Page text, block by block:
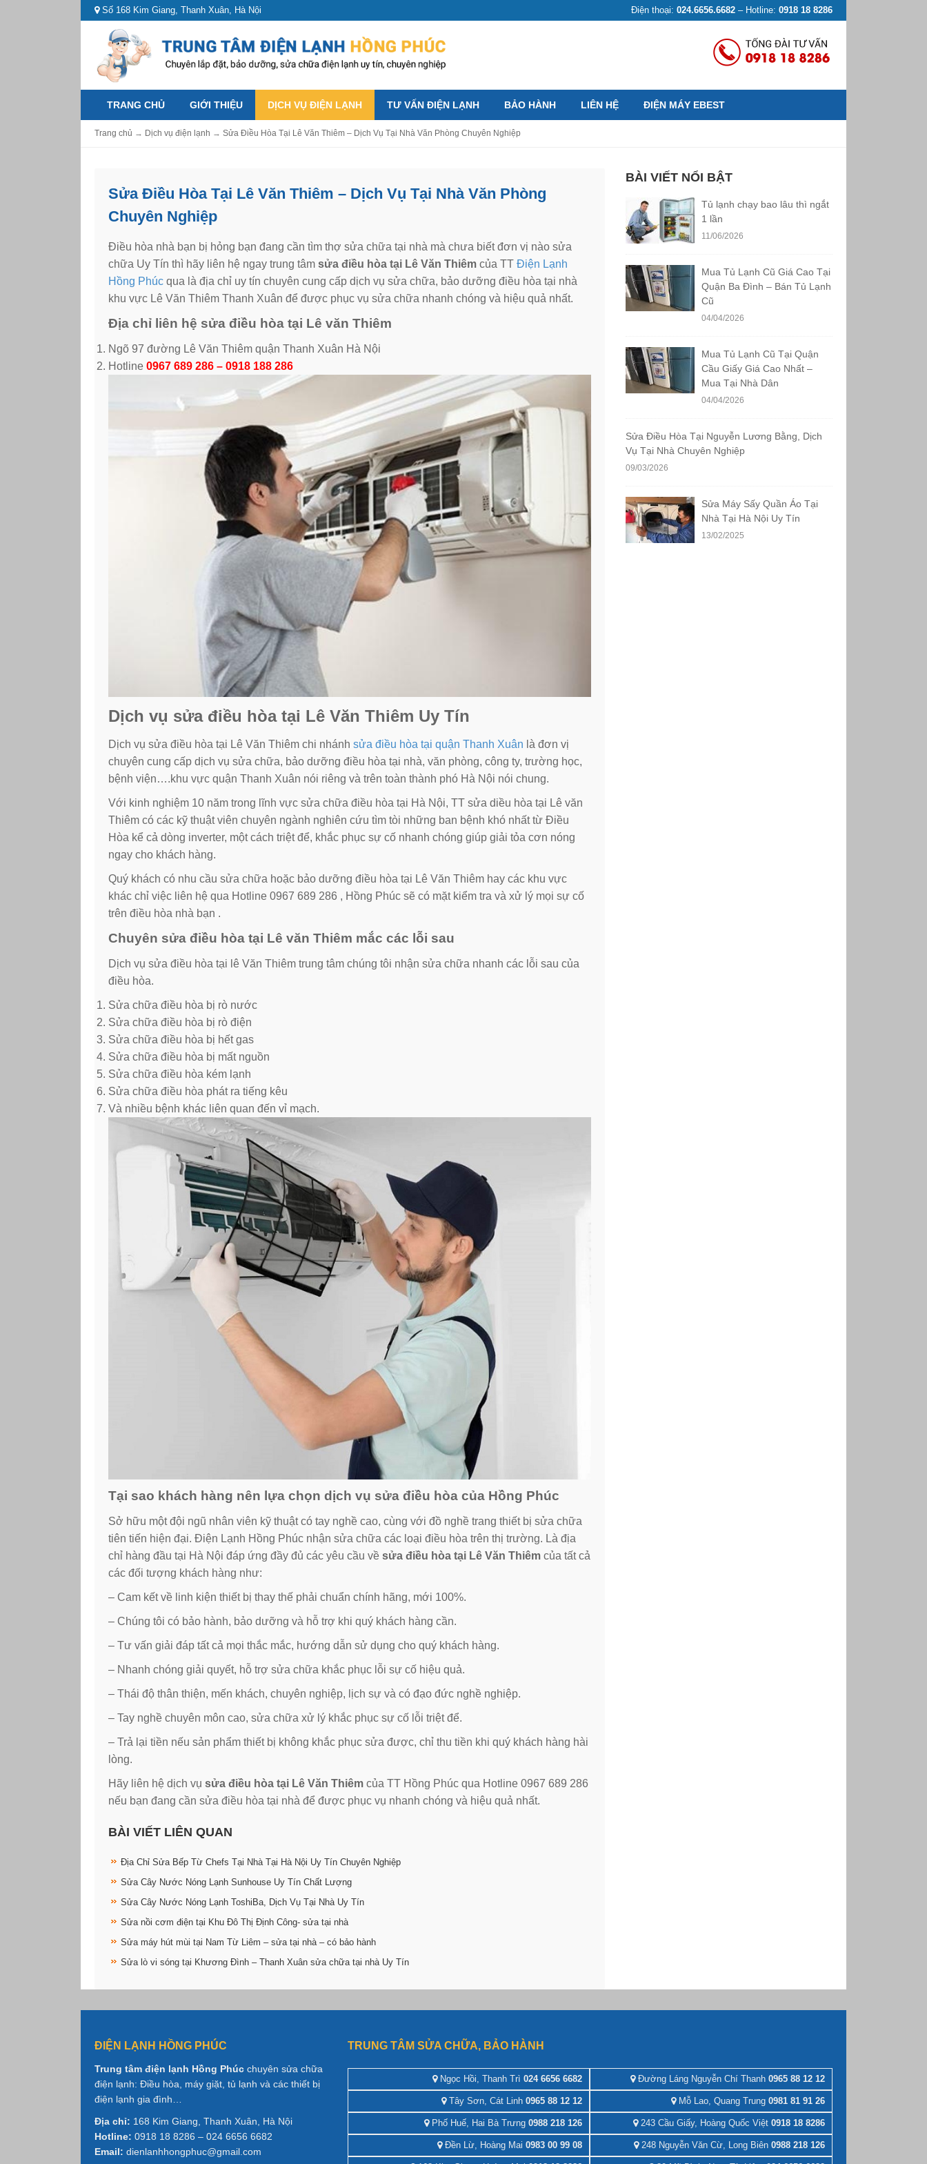
Số 168 Kim Giang, Thanh Xuân, Hà Nội Điện thoại: 024.6656.6682 – Hotline: 0918 18 8286
TRANG CHỦ GIỚI THIỆU DỊCH VỤ ĐIỆN LẠNH TƯ VẤN ĐIỆN LẠNH BẢO HÀNH LIÊN HỆ ĐIỆN MÁY EBEST
Trang chủ → Dịch vụ điện lạnh → Sửa Điều Hòa Tại Lê Văn Thiêm – Dịch Vụ Tại Nhà Văn Phòng Chuyên Nghiệp
Sửa Điều Hòa Tại Lê Văn Thiêm – Dịch Vụ Tại Nhà Văn Phòng
Chuyên Nghiệp
Điều hòa nhà bạn bị hỏng bạn đang cần tìm thợ sửa chữa tại nhà mà chưa biết đơn vị nào sửa
chữa Uy Tín thì hãy liên hệ ngay trung tâm sửa điều hòa tại Lê Văn Thiêm của TT Điện Lạnh
Hồng Phúc qua là địa chỉ uy tín chuyên cung cấp dịch vụ sửa chữa, bảo dưỡng điều hòa tại nhà
khu vực Lê Văn Thiêm Thanh Xuân để được phục vụ sửa chữa nhanh chóng và hiệu quả nhất.
Địa chỉ liên hệ sửa điều hòa tại Lê văn Thiêm
Ngõ 97 đường Lê Văn Thiêm quận Thanh Xuân Hà Nội
Hotline 0967 689 286 – 0918 188 286
Dịch vụ sửa điều hòa tại Lê Văn Thiêm Uy Tín
Dịch vụ sửa điều hòa tại Lê Văn Thiêm chi nhánh sửa điều hòa tại quận Thanh Xuân là đơn vị
chuyên cung cấp dịch vụ sửa chữa, bảo dưỡng điều hòa tại nhà, văn phòng, công ty, trường học,
bệnh viện….khu vực quận Thanh Xuân nói riêng và trên toàn thành phó Hà Nội nói chung.
Với kinh nghiệm 10 năm trong lĩnh vực sửa chữa điều hòa tại Hà Nội, TT sửa diều hòa tại Lê văn
Thiêm có các kỹ thuật viên chuyên ngành nghiên cứu tìm tòi những ban bệnh khó nhất từ Điều
Hòa kể cả dòng inverter, một cách triệt để, khắc phục sự cố nhanh chóng giúp giải tỏa cơn nóng
ngay cho khách hàng.
Quý khách có nhu cầu sửa chữa hoặc bảo dưỡng điều hòa tại Lê Văn Thiêm hay các khu vực
khác chỉ việc liên hệ qua Hotline 0967 689 286 , Hồng Phúc sẽ có mặt kiểm tra và xử lý mọi sự cố
trên điều hòa nhà bạn .
Chuyên sửa điều hòa tại Lê văn Thiêm mắc các lỗi sau
Dịch vụ sửa điều hòa tại lê Văn Thiêm trung tâm chúng tôi nhận sửa chữa nhanh các lỗi sau của
điều hòa.
Sửa chữa điều hòa bị rò nước
Sửa chữa điều hòa bị rò điện
Sửa chữa điều hòa bị hết gas
Sửa chữa điều hòa bị mất nguồn
Sửa chữa điều hòa kém lạnh
Sửa chữa điều hòa phát ra tiếng kêu
Và nhiều bệnh khác liên quan đến vỉ mạch.
Tại sao khách hàng nên lựa chọn dịch vụ sửa điều hòa của Hồng Phúc
Sở hữu một đội ngũ nhân viên kỹ thuật có tay nghề cao, cùng với đồ nghề trang thiết bị sửa chữa
tiên tiến hiện đại. Điện Lạnh Hồng Phúc nhận sửa chữa các loại điều hòa trên thị trường. Là địa
chỉ hàng đầu tại Hà Nội đáp ứng đầy đủ các yêu cầu về sửa điều hòa tại Lê Văn Thiêm của tất cả
các đối tượng khách hàng như:
– Cam kết về linh kiện thiết bị thay thế phải chuẩn chính hãng, mới 100%.
– Chúng tôi có bảo hành, bảo dưỡng và hỗ trợ khi quý khách hàng cần.
– Tư vấn giải đáp tất cả mọi thắc mắc, hướng dẫn sử dụng cho quý khách hàng.
– Nhanh chóng giải quyết, hỗ trợ sửa chữa khắc phục lỗi sự cố hiệu quả.
– Thái độ thân thiện, mến khách, chuyên nghiệp, lịch sự và có đạo đức nghề nghiệp.
– Tay nghề chuyên môn cao, sửa chữa xử lý khắc phục sự cố lỗi triệt để.
– Trả lại tiền nếu sản phẩm thiết bị không khắc phục sửa được, chỉ thu tiền khi quý khách hàng hài
lòng.
Hãy liên hệ dịch vụ sửa điều hòa tại Lê Văn Thiêm của TT Hồng Phúc qua Hotline 0967 689 286
nếu bạn đang cần sửa điều hòa tại nhà để được phục vụ nhanh chóng và hiệu quả nhất.
BÀI VIẾT LIÊN QUAN
Địa Chỉ Sửa Bếp Từ Chefs Tại Nhà Tại Hà Nội Uy Tín Chuyên Nghiệp
Sửa Cây Nước Nóng Lạnh Sunhouse Uy Tín Chất Lượng
Sửa Cây Nước Nóng Lạnh ToshiBa, Dịch Vụ Tại Nhà Uy Tín
Sửa nồi cơm điện tại Khu Đô Thị Định Công- sửa tại nhà
Sửa máy hút mùi tại Nam Từ Liêm – sửa tại nhà – có bảo hành
Sửa lò vi sóng tại Khương Đình – Thanh Xuân sửa chữa tại nhà Uy Tín
BÀI VIẾT NỔI BẬT
Tủ lạnh chạy bao lâu thì ngắt
1 lần
11/06/2026
Mua Tủ Lạnh Cũ Giá Cao Tại
Quận Ba Đình – Bán Tủ Lạnh
Cũ
04/04/2026
Mua Tủ Lạnh Cũ Tại Quận
Cầu Giấy Giá Cao Nhất –
Mua Tại Nhà Dân
04/04/2026
Sửa Điều Hòa Tại Nguyễn Lương Bằng, Dịch
Vụ Tại Nhà Chuyên Nghiệp
09/03/2026
Sửa Máy Sấy Quần Áo Tại
Nhà Tại Hà Nội Uy Tín
13/02/2025
ĐIỆN LẠNH HỒNG PHÚC
Trung tâm điện lạnh Hồng Phúc chuyên sửa chữa
điện lạnh: Điều hòa, máy giặt, tủ lạnh và các thiết bị
điện lạnh gia đình…
Địa chỉ: 168 Kim Giang, Thanh Xuân, Hà Nội
Hotline: 0918 18 8286 – 024 6656 6682
Email: dienlanhhongphuc@gmail.com
TRUNG TÂM SỬA CHỮA, BẢO HÀNH
Ngọc Hồi, Thanh Trì 024 6656 6682 Đường Láng Nguyễn Chí Thanh0965 88 12 12
Tây Sơn, Cát Linh 0965 88 12 12 Mỗ Lao, Quang Trung0981 81 91 26
Phố Huế, Hai Bà Trưng 0988 218 126 243 Cầu Giấy, Hoàng Quốc Việt0918 18 8286
Đền Lừ, Hoàng Mai 0983 00 99 08 248 Nguyễn Văn Cừ, Long Biên0988 218 126